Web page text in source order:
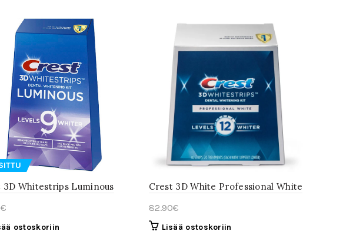
3D Whitestrips Luminous
€
ostoskoriin
Crest 3D White Professional White
82.90€
Lisää ostoskoriin